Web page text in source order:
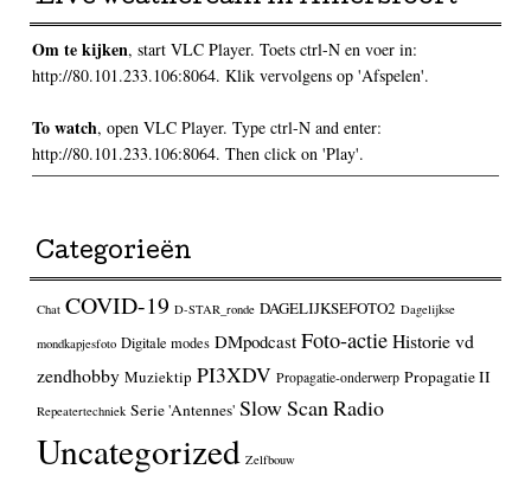
Om te kijken, start VLC Player. Toets ctrl-N en voer in:
http://80.101.233.106:8064. Klik vervolgens op 'Afspelen'.
To watch, open VLC Player. Type ctrl-N and enter:
http://80.101.233.106:8064. Then click on 'Play'.
Categorieën
Chat COVID-19 D-STAR_ronde DAGELIJKSEFOTO2 Dagelijkse
mondkapjesfoto Digitale modes DMpodcast Foto-actieHistorie vd
zendhobby Muziektip PI3XDV Propagatie-onderwerp Propagatie II
Repeatertechniek Serie 'Antennes' Slow Scan Radio
Uncategorized Zelfbouw